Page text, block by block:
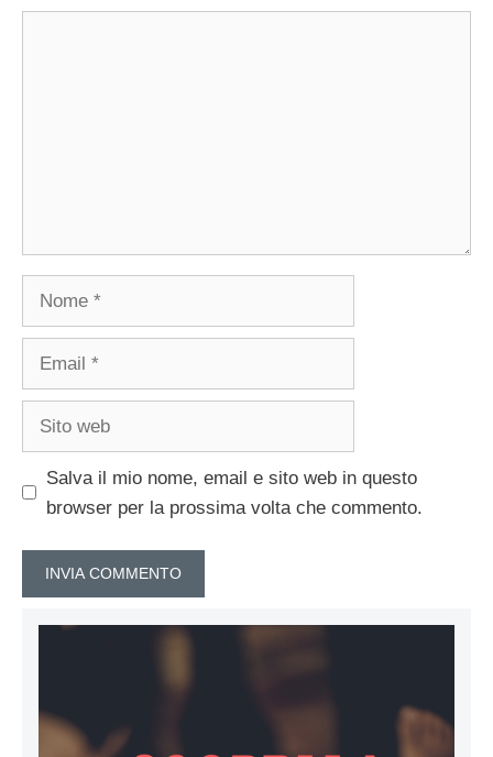
Salva il mio nome, email e sito web in questo
browser per la prossima volta che commento.